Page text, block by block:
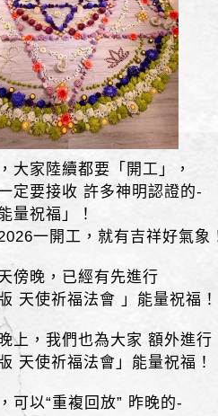
大家陸續都要「開工」，
定要接收 許多神明認證的-
量祝福」！
一開工，就有吉祥好氣象
傍晚，已經有先進行
版 天使祈福法會 」能量祝福！
上，我們也為大家 額外進行
版 天使祈福法會」能量祝福！
可以“重複回放” 昨晚的-